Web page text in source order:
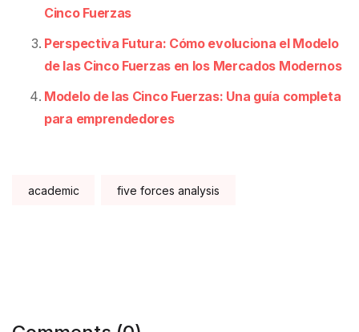
Cinco Fuerzas
Perspectiva Futura: Cómo evoluciona el Modelo
de las Cinco Fuerzas en los Mercados Modernos
Modelo de las Cinco Fuerzas: Una guía completa
para emprendedores
academic five forces analysis